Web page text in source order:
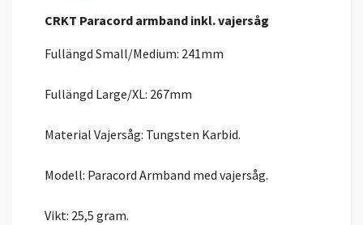
CRKT Paracord armband inkl. vajersåg
Fullängd Small/Medium: 241mm
Fullängd Large/XL: 267mm
Material Vajersåg: Tungsten Karbid.
Modell: Paracord Armband med vajersåg.
Vikt: 25,5 gram.